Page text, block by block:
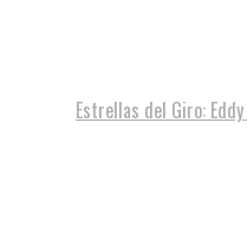
Estrellas del Giro: